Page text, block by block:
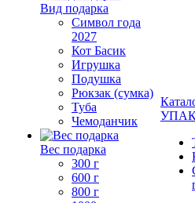
Вид подарка
Символ года
2027
Кот Басик
Игрушка
Подушка
Рюкзак (сумка)
Туба
Чемоданчик
Вес подарка
300 г
600 г
800 г